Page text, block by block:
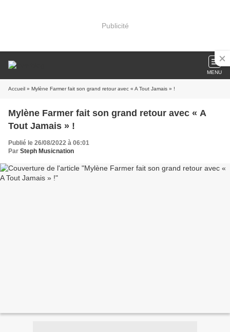
Publicité
MENU
Accueil » Mylène Farmer fait son grand retour avec « A Tout Jamais » !
Mylène Farmer fait son grand retour avec « A
Tout Jamais » !
Publié le 26/08/2022 à 06:01
Par Steph Musicnation